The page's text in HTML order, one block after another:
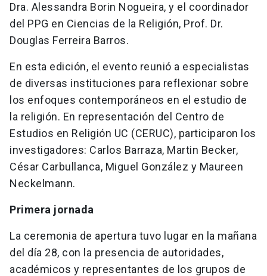
Dra. Alessandra Borin Nogueira, y el coordinador
del PPG en Ciencias de la Religión, Prof. Dr.
Douglas Ferreira Barros.
En esta edición, el evento reunió a especialistas
de diversas instituciones para reflexionar sobre
los enfoques contemporáneos en el estudio de
la religión. En representación del Centro de
Estudios en Religión UC (CERUC), participaron los
investigadores: Carlos Barraza, Martin Becker,
César Carbullanca, Miguel González y Maureen
Neckelmann.
Primera jornada
La ceremonia de apertura tuvo lugar en la mañana
del día 28, con la presencia de autoridades,
académicos y representantes de los grupos de